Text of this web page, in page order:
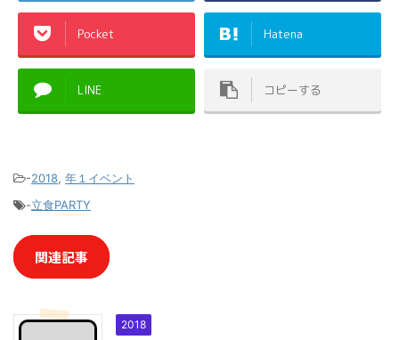
Pocket Hatena
LINE コピーする
-2018, 年１イベント
-立食PARTY
関連記事
2018